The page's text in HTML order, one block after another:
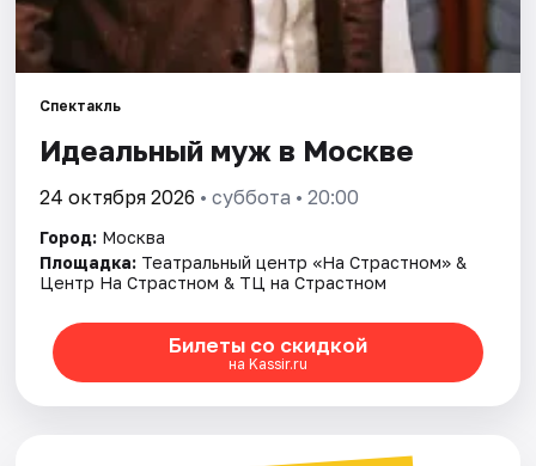
Спектакль
Идеальный муж в Москве
24 октября 2026 • суббота • 20:00
Город: Москва
Площадка: Театральный центр «На Страстном» &
Центр На Страстном & ТЦ на Страстном
Билеты со скидкой
на Kassir.ru